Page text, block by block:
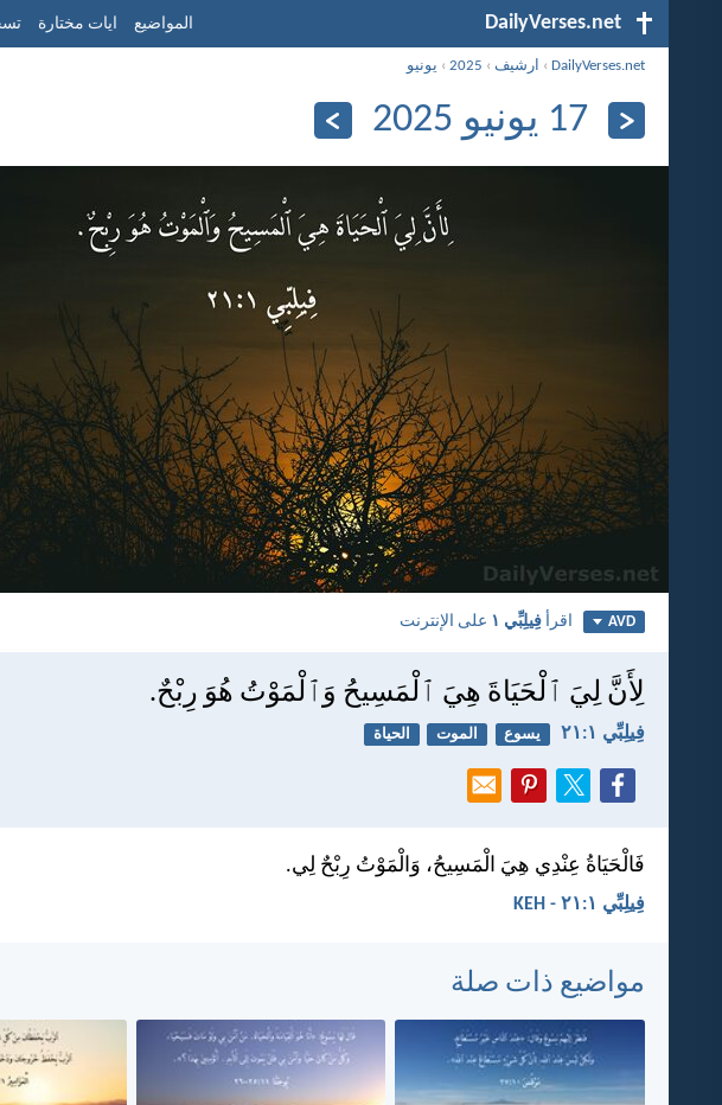
DailyVerses.net المواضيع ايات مختارة
DailyVerses.net
› ارشيف ›
2025
› يونيو
17 يونيو 2025
AVD اقرأفِيلِبِّي ١ على الإنترنت
لِأَنَّ لِيَ ٱلْحَيَاةَ هِيَ ٱلْمَسِيحُ وَٱلْمَوْتُ هُوَ رِبْحٌ.
فِيلِبِّي ١:‏٢١ يسوع الموت الحياة
فَالْحَيَاةُ عِنْدِي هِيَ الْمَسِيحُ، وَالْمَوْتُ رِبْحٌ لِي.
فِيلِبِّي ١:‏٢١ - KEH
مواضيع ذات صلة